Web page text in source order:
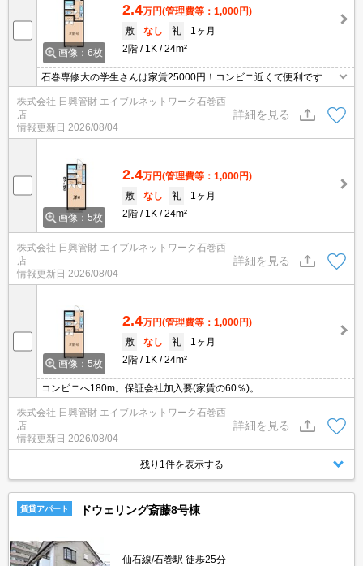
画像：6枚
2.4万円(管理費等：1,000円)
敷
なし 礼
1ヶ月
2階
1K 24m²
石巻専修大の学生さんは家賃25000円！コンビニ近くて便利です
よ！入学前の内覧、ご契約についてのご相談などもお気軽にお問合
せください！お風呂トイレ別でロフト付なので学生さんの一人暮ら
株式会社 日興管財 エイブルネットワーク石巻西
店
情報更新日 2026/08/04
詳細を見る
画像：5枚
2.4万円(管理費等：1,000円)
敷
なし 礼
1ヶ月
2階
1K 24m²
株式会社 日興管財 エイブルネットワーク石巻西
店
情報更新日 2026/08/04
詳細を見る
画像：5枚
2.4万円(管理費等：1,000円)
敷
なし 礼
1ヶ月
2階
1K 24m²
コンビニへ180m。保証会社加入要(家賃の60％)。
株式会社 日興管財 エイブルネットワーク石巻西
店
情報更新日 2026/08/04
詳細を見る
残り1件を表示する
賃貸アパート ドウェリング斎藤8号棟
仙石線/石巻駅 徒歩25分